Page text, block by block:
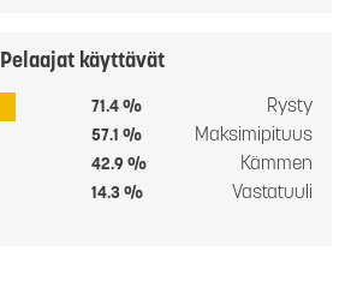
Pelaajat käyttävät
71.4 % Rysty
57.1 % Maksimipituus
42.9 % Kämmen
14.3 % Vastatuuli